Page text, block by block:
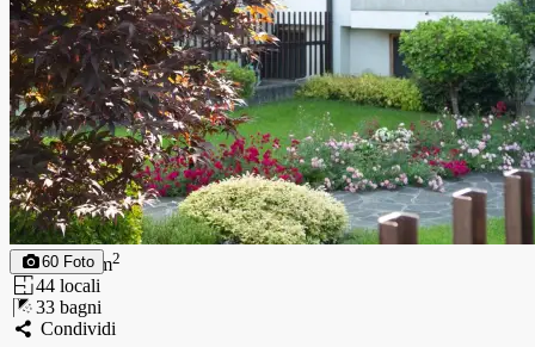
60 Foto
175175m2
44 locali
33 bagni
Condividi